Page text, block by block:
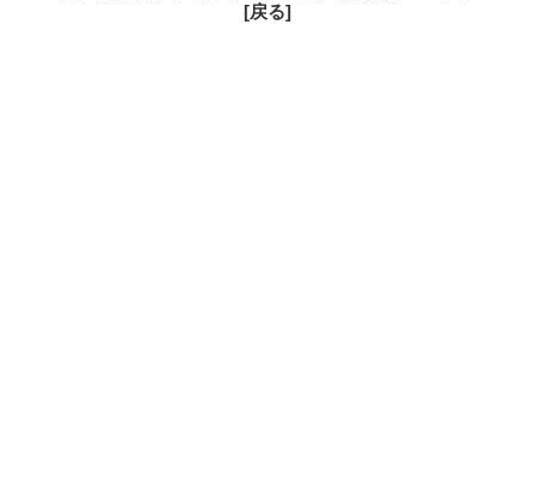
[戻る]